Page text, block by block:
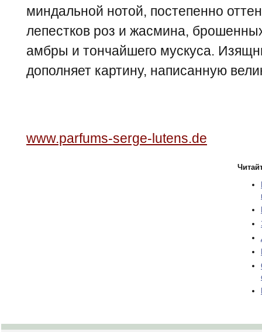
миндальной нотой, постепенно
лепестков роз и жасмина,
амбры и тончайшего мускуса.
дополняет картину, написанную
www.parfums-serge-lutens.de